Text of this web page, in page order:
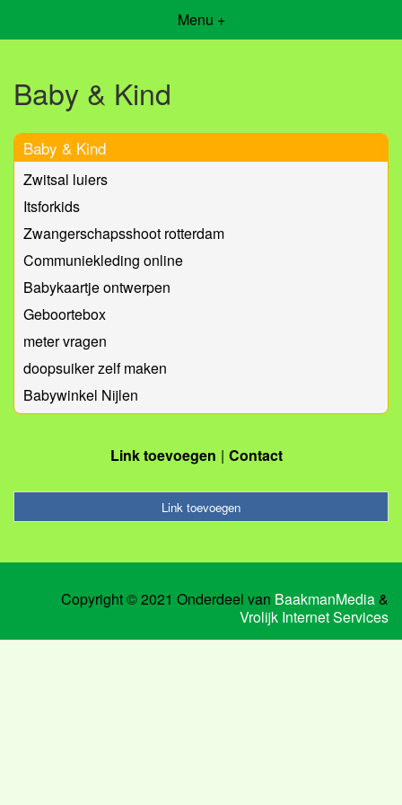
Menu +
Baby & Kind
Baby & Kind
Zwitsal luiers
Itsforkids
Zwangerschapsshoot rotterdam
Communiekleding online
Babykaartje ontwerpen
Geboortebox
meter vragen
doopsuiker zelf maken
Babywinkel Nijlen
Link toevoegen Contact
Link toevoegen
Copyright © 2021 Onderdeel van BaakmanMedia &
Vrolijk Internet Services